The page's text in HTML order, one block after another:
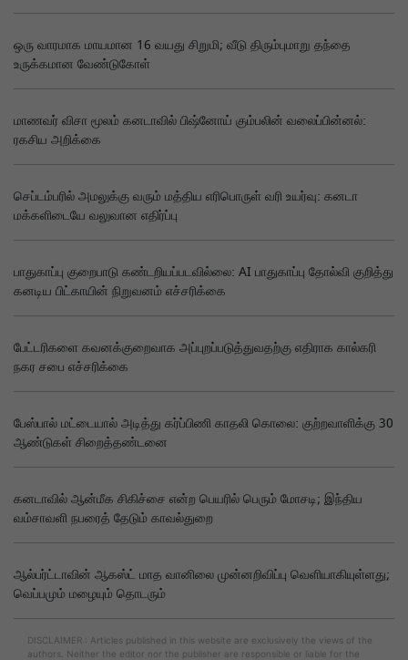
ஒரு வாரமாக மாயமான 16 வயது சிறுமி; வீடு திரும்புமாறு தந்தை
உருக்கமான வேண்டுகோள்
மாணவர் விசா மூலம் கனடாவில் பிஷ்னோய் கும்பலின் வலைப்பின்னல்:
ரகசிய அறிக்கை
செப்டம்பரில் அமலுக்கு வரும் மத்திய எரிபொருள் வரி உயர்வு: கனடா
மக்களிடையே வலுவான எதிர்ப்பு
பாதுகாப்பு குறைபாடு கண்டறியப்படவில்லை: AI பாதுகாப்பு தோல்வி குறித்து
கனடிய பிட்காயின் நிறுவனம் எச்சரிக்கை
பேட்டரிகளை கவனக்குறைவாக அப்புறப்படுத்துவதற்கு எதிராக கால்கரி
நகர சபை எச்சரிக்கை
பேஸ்பால் மட்டையால் அடித்து கர்ப்பிணி காதலி கொலை: குற்றவாளிக்கு 30
ஆண்டுகள் சிறைத்தண்டனை
கனடாவில் ஆன்மீக சிகிச்சை என்ற பெயரில் பெரும் மோசடி; இந்திய
வம்சாவளி நபரைத் தேடும் காவல்துறை
ஆல்பர்ட்டாவின் ஆகஸ்ட் மாத வானிலை முன்னறிவிப்பு வெளியாகியுள்ளது;
வெப்பமும் மழையும் தொடரும்
DISCLAIMER : Articles published in this website are exclusively the views of the
authors. Neither the editor nor the publisher are responsible or liable for the